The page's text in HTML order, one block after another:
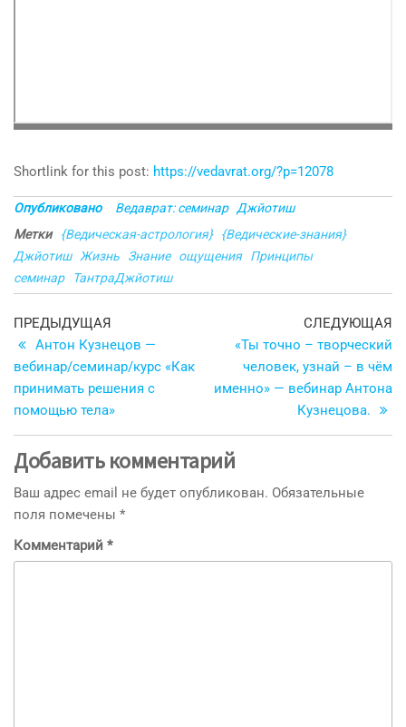
Shortlink for this post: https://vedavrat.org/?p=12078
Опубликовано Ведаврат: семинар
Джйотиш
Метки
{Ведическая-астрология}
{Ведические-знания}
Джйотиш
Жизнь Знание ощущения
Принципы
семинар
ТантраДжйотиш
Навигация
по
записям
Предыдущая
запись
ПРЕДЫДУЩАЯ
Антон Кузнецов —
вебинар/семинар/курс «Как
принимать решения с
помощью тела»
СЛЕДУЮЩАЯ
«Ты точно – творческий
человек, узнай – в чём
именно» — вебинар Антона
Кузнецова.
Добавить комментарий
Ваш адрес email не будет опубликован. Обязательные
поля помечены *
Комментарий *